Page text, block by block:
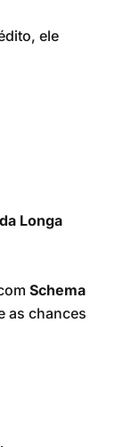
ele
Longa
Schema
as chances